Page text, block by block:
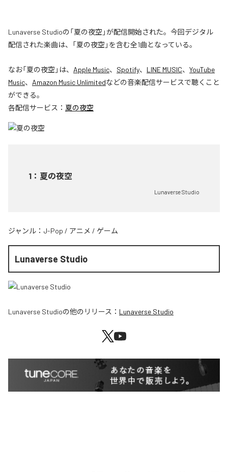
Lunaverse Studioの「夏の夜空」が配信開始された。今回デジタル
配信された楽曲は、「夏の夜空」を含む全1曲となっている。
なお「夏の夜空 」は、 Apple Music、 Spotify、 LINE MUSIC、 YouTube
Music、 Amazon Music Unlimitedなどの音楽配信サービスで聴くこと
ができる。
各配信サービス： 夏の夜空
1 ： 夏の夜空
Lunaverse Studio
ジャンル： J-Pop / アニメ / ゲーム
Lunaverse Studio
Lunaverse Studioの他のリリース： Lunaverse Studio